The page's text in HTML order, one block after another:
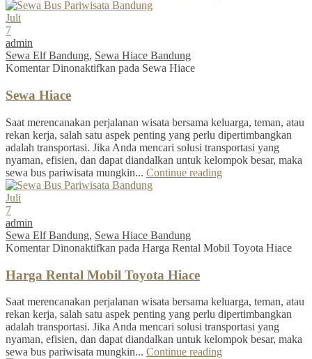
Juli
7
admin
Sewa Elf Bandung, Sewa Hiace Bandung
Komentar Dinonaktifkan pada Sewa Hiace
Sewa Hiace
Saat merencanakan perjalanan wisata bersama keluarga, teman, atau
rekan kerja, salah satu aspek penting yang perlu dipertimbangkan
adalah transportasi. Jika Anda mencari solusi transportasi yang
nyaman, efisien, dan dapat diandalkan untuk kelompok besar, maka
sewa bus pariwisata mungkin... Continue reading
Juli
7
admin
Sewa Elf Bandung, Sewa Hiace Bandung
Komentar Dinonaktifkan pada Harga Rental Mobil Toyota Hiace
Harga Rental Mobil Toyota Hiace
Saat merencanakan perjalanan wisata bersama keluarga, teman, atau
rekan kerja, salah satu aspek penting yang perlu dipertimbangkan
adalah transportasi. Jika Anda mencari solusi transportasi yang
nyaman, efisien, dan dapat diandalkan untuk kelompok besar, maka
sewa bus pariwisata mungkin... Continue reading